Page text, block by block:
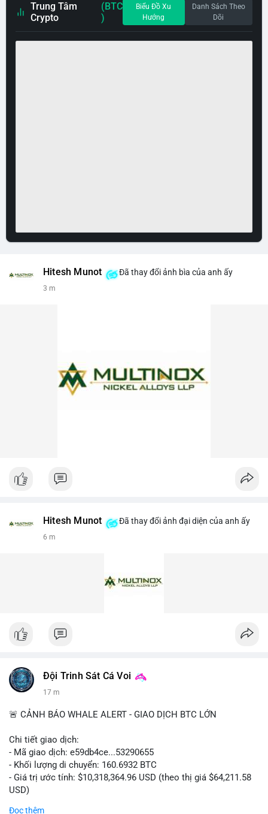
Trung Tâm
Crypto
(BTC
)
Biểu Đồ Xu
Hướng
Danh Sách Theo
Dõi
Hitesh Munot Đã thay đổi ảnh bìa của anh ấy
3 m
Hitesh Munot Đã thay đổi ảnh đại diện của anh ấy
6 m
Đội Trinh Sát Cá Voi
17 m
🚨 CẢNH BÁO WHALE ALERT - GIAO DỊCH BTC LỚN
Chi tiết giao dịch:
- Mã giao dịch: e59db4ce...53290655
- Khối lượng di chuyển: 160.6932 BTC
- Giá trị ước tính: $10,318,364.96 USD (theo thị giá $64,211.58
USD)
Đọc thêm